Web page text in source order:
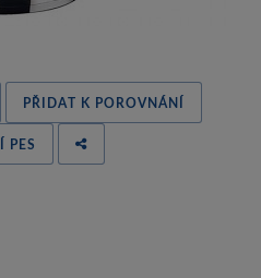
PŘIDAT K POROVNÁNÍ
PES